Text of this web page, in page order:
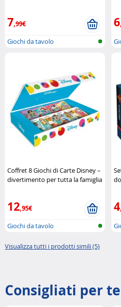
7,99€
Giochi da tavolo
6
Coffret 8 Giochi di Carte Disney –
divertimento per tutta la famiglia
12,95€
Giochi da tavolo
4
Visualizza tutti i prodotti simili (5)
Consigliati per te